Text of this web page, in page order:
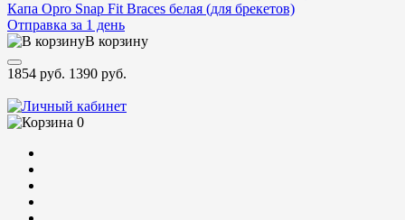
Капа Opro Snap Fit Braces белая (для брекетов)
Отправка за 1 день
В корзину
1854 руб. 1390 руб.
0